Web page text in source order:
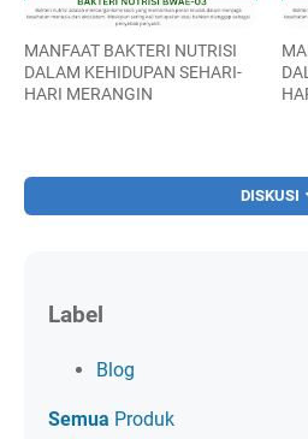
MANFAAT BAKTERI NUTRISI
DALAM KEHIDUPAN SEHARI-
HARI MERANGIN
DISKUSI
Label
Blog
Semua Produk